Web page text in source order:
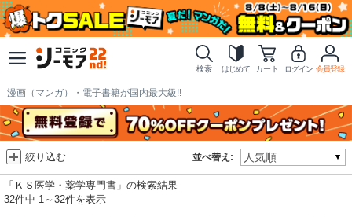
検索 はじめて カート ログイン 会員登録
漫画（マンガ）・電子書籍が国内最大級!!
並べ替え:
絞り込む
「ＫＳ医学・薬学専門書」の検索結果
32件中 1～32件を表示